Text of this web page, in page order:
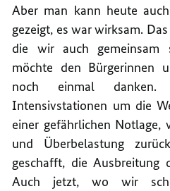
Aber man kann heute
gezeigt, es war wirksam.
die wir auch
möchte den Bürgerinnen
noch einmal
Intensivstationen um die
einer gefährlichen Notlage,
und Überbelastung
geschafft, die Ausbreitung
Auch jetzt, wo wir